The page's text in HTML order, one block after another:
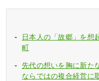
日本人の「故郷」を想
町
先代の想いを胸に新
ならではの複合経営に